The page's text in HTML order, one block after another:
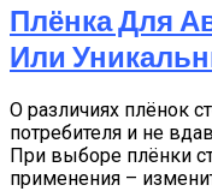
Плёнка Для
Или
О различиях плёнок
потребителя и не
При выборе плёнки
применения –